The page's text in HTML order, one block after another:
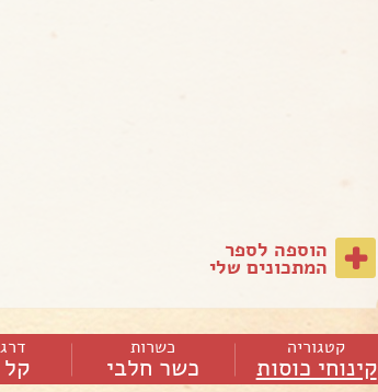
הוספה לספר
המתכונים שלי
קטגוריה
קינוחי כוסות
כשרות
כשר חלבי